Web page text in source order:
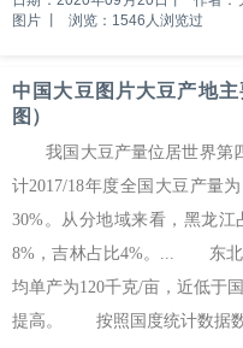
图片
浏览：1546人浏览过
中国大豆图片大豆产地
图）
我国大豆产量位居世界第四
计2017/18年度全国大豆产量
30%。从分地域来看，黑龙江
8%，吉林占比4%。... 东北
均单产为120千克/亩，近低于
提高。 按照国度统计数据数